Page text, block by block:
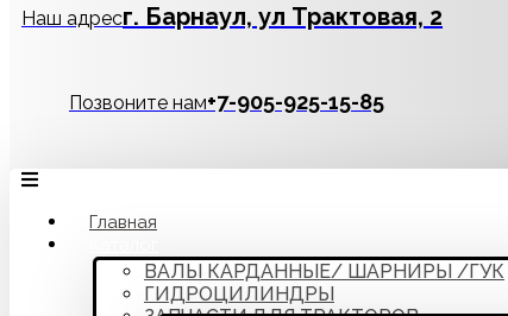
Наш адресг. Барнаул, ул Трактовая, 2
Позвоните нам‪+7-905-925-15-85
Главная
ВАЛЫ КАРДАННЫЕ/ ШАРНИРЫ /ГУК
ГИДРОЦИЛИНДРЫ